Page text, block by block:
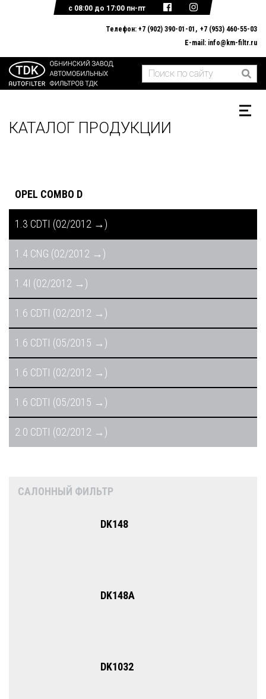
Телефон: +7 (902) 390-01-01
+7 (953) 460-55-03
E-mail: info@km-filtr.ru
с 08:00 до 17:00 пн-пт
ГЛАВНАЯ
О КОМПАНИИ
КАТАЛОГ ПРОДУКЦИИ
ДОКУМЕНТЫ
ОБРАТНАЯ СВЯЗЬ
КАТАЛОГ ПРОДУКЦИИ
OPEL COMBO D
1.3 CDTI (02/2012 →)
1.4 CNG (02/2012 →)
1.4I (02/2012 →)
1.6 CDTI (02/2012 →)
1.6 CDTI (05/2015 →)
1.6 CDTI (02/2012 →)
1.6 CDTI (05/2015 →)
2.0 CDTI (02/2012 →)
САЛОННЫЙ ФИЛЬТР
DK148
DK148A
DK1032